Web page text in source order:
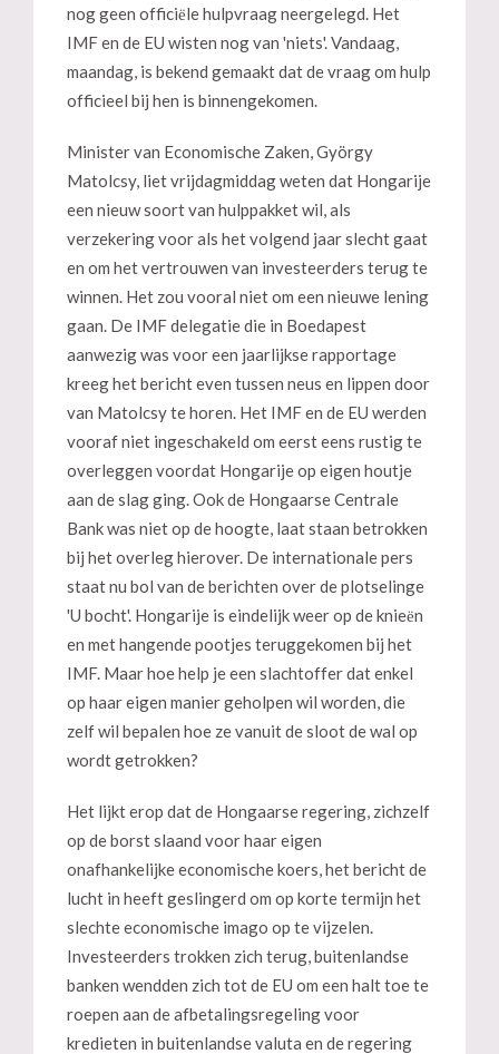
nog geen officiёle hulpvraag neergelegd. Het
IMF en de EU wisten nog van 'niets'. Vandaag,
maandag, is bekend gemaakt dat de vraag om hulp
officieel bij hen is binnengekomen.
Minister van Economische Zaken, György
Matolcsy, liet vrijdagmiddag weten dat Hongarije
een nieuw soort van hulppakket wil, als
verzekering voor als het volgend jaar slecht gaat
en om het vertrouwen van investeerders terug te
winnen. Het zou vooral niet om een nieuwe lening
gaan. De IMF delegatie die in Boedapest
aanwezig was voor een jaarlijkse rapportage
kreeg het bericht even tussen neus en lippen door
van Matolcsy te horen. Het IMF en de EU werden
vooraf niet ingeschakeld om eerst eens rustig te
overleggen voordat Hongarije op eigen houtje
aan de slag ging. Ook de Hongaarse Centrale
Bank was niet op de hoogte, laat staan betrokken
bij het overleg hierover. De internationale pers
staat nu bol van de berichten over de plotselinge
'U bocht'. Hongarije is eindelijk weer op de knieёn
en met hangende pootjes teruggekomen bij het
IMF. Maar hoe help je een slachtoffer dat enkel
op haar eigen manier geholpen wil worden, die
zelf wil bepalen hoe ze vanuit de sloot de wal op
wordt getrokken?
Het lijkt erop dat de Hongaarse regering, zichzelf
op de borst slaand voor haar eigen
onafhankelijke economische koers, het bericht de
lucht in heeft geslingerd om op korte termijn het
slechte economische imago op te vijzelen.
Investeerders trokken zich terug, buitenlandse
banken wendden zich tot de EU om een halt toe te
roepen aan de afbetalingsregeling voor
kredieten in buitenlandse valuta en de regering